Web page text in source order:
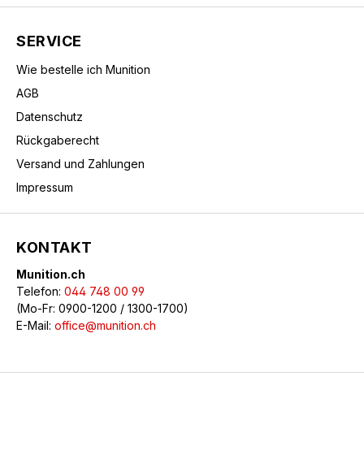
SERVICE
Wie bestelle ich Munition
AGB
Datenschutz
Rückgaberecht
Versand und Zahlungen
Impressum
KONTAKT
Munition.ch
Telefon: 044 748 00 99
(Mo-Fr: 0900-1200 / 1300-1700)
E-Mail: office@munition.ch